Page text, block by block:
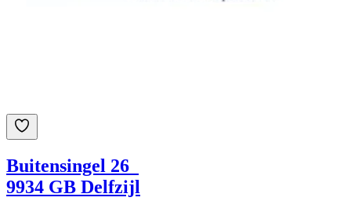
Buitensingel 26
9934 GB Delfzijl